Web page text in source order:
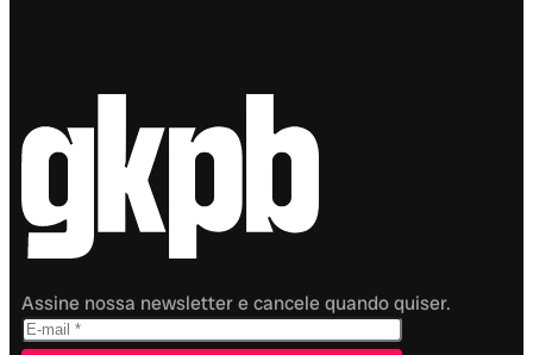
Assine nossa newsletter e cancele quando quiser.